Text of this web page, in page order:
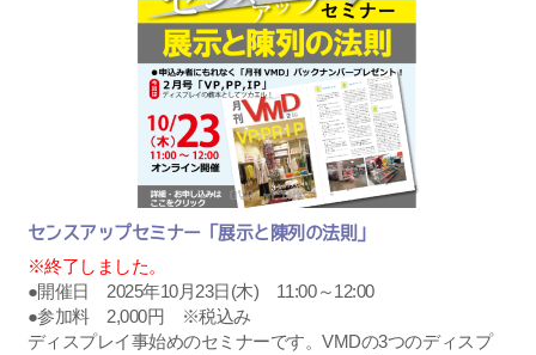
センスアップセミナー「展示と陳列の法則」
※終了しました。
●開催日 2025年10月23日(木) 11:00～12:00
●参加料 2,000円 ※税込み
ディスプレイ事始めのセミナーです。VMDの3つのディスプ